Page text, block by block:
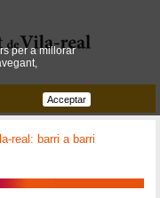
real: barri a barri
per a millorar
Acceptar